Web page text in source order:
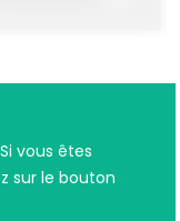
vous êtes
sur le bouton